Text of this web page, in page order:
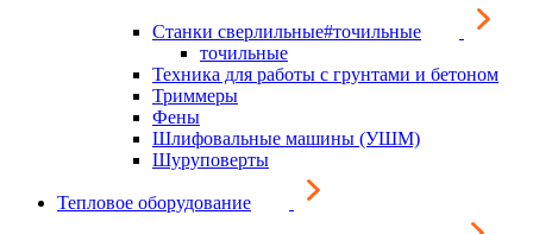
Станки сверлильные#точильные
точильные
Техника для работы с грунтами и бетоном
Триммеры
Фены
Шлифовальные машины (УШМ)
Шуруповерты
Тепловое оборудование